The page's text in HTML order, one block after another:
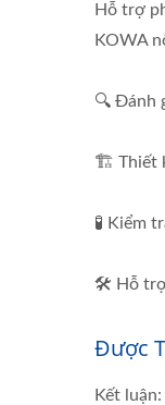
Hỗ trợ
KOWA
🔍 Đánh
🏗️ Thiết
🧪 Kiểm
🛠️ Hỗ trợ
Được
Kết